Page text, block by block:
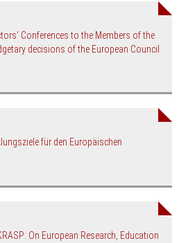
Conferences to the Members of the
decisions of the European Council
für den Europäischen
On European Research, Education